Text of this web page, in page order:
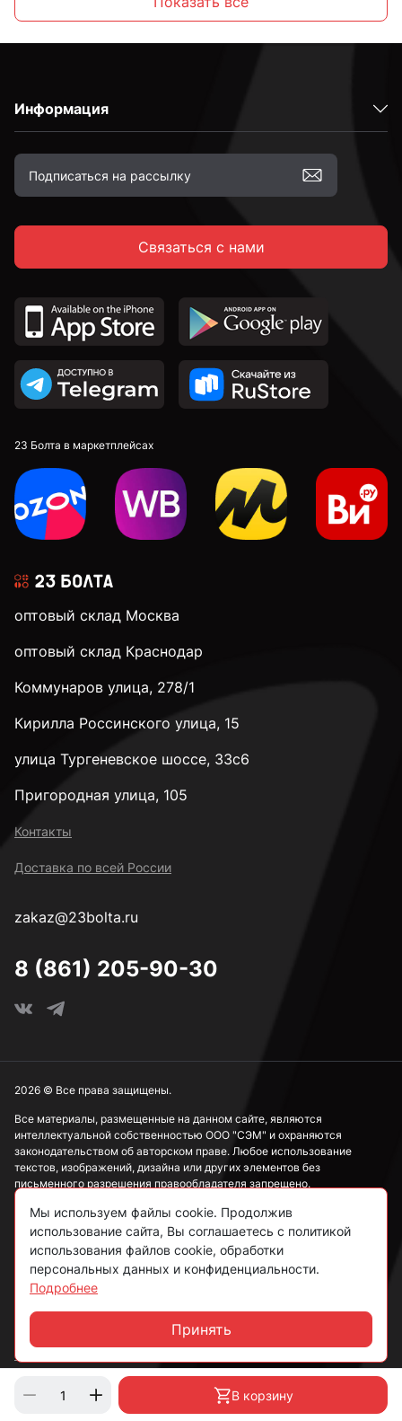
В корзину
10 мм
12 мм
16 мм
18 мм
20 мм
22 мм
32 мм
35 мм
Информация
Связаться с нами
23 Болта в маркетплейсах
оптовый склад Москва
оптовый склад Краснодар
Коммунаров улица, 278/1
Кирилла Россинского улица, 15
улица Тургеневское шоссе, 33с6
Пригородная улица, 105
Контакты
Доставка по всей России
zakaz@23bolta.ru
8 (861) 205-90-30
Все материалы, размещенные на данном сайте, являются
интеллектуальной собственностью ООО "СЭМ" и охраняются
законодательством об авторском праве. Любое использование
текстов, изображений, дизайна или других элементов без
письменного разрешения правообладателя запрещено.
Информация, представленная на сайте, носит исключительно
ознакомительный характер и не может рассматриваться как
публичная оферта в соответствии со ст. 437 ГК РФ.
Политика конфиденциальности
Согласие на обработку данных
Пользовательское соглашение
2026 © Все права защищены.
Мы используем файлы cookie. Продолжив
использование сайта, Вы соглашаетесь с политикой
использования файлов cookie, обработки
персональных данных и конфиденциальности.
Подробнее
Принять
Чат